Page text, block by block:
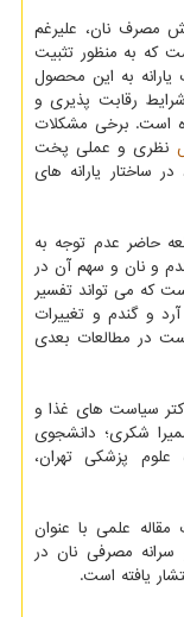
مصرف نان، علیرغم
که به منظور تثبیت
به این محصول
رقابت پذیری و
است. برخی مشکلات
نظری و عملی پخت
ساختار یارانه های
حاضر عدم توجه به
و نان و سهم آن در
که می تواند تفسیر
و گندم و تغییرات
در مطالعات بعدی
سیاست های غذا و
شکری؛ دانشجوی
پزشکی تهران،
مقاله علمی با عنوان
سرانه مصرفی نان در
یافته است.